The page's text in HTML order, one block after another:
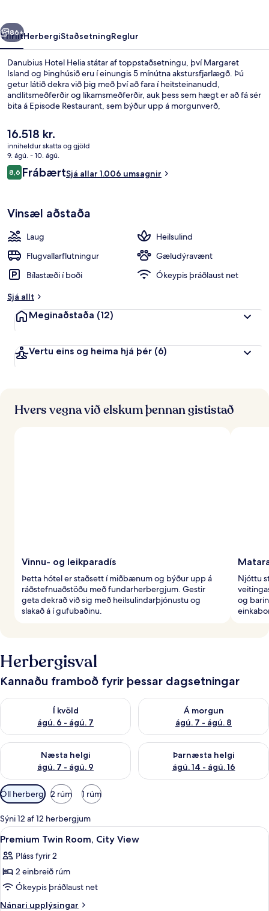
Næsta
86+
YfirlitHerbergiStaðsetningReglur
Danubius Hotel Helia státar af toppstaðsetningu, því Margaret
Island og Þinghúsið eru í einungis 5 mínútna akstursfjarlægð. Þú
getur látið dekra við þig með því að fara í heitsteinanudd,
andlitsmeðferðir og líkamsmeðferðir, auk þess sem hægt er að fá sér
bita á Episode Restaurant, sem býður upp á morgunverð,
alþjóðleg matargerðarlist. Meðal annarra þæginda á þessu hóteli
fyrir vandláta eru 4 innilaugar, bar við sundlaugarbakkann og
líkamsræktarstöð. Aðrir gestir hafa sagt að meðal helstu kosta
gististaðarins sé hjálpsamt starfsfólk. Það er ekki langt að fara til að
komast í almenningssamgöngur: Dozsa Gyorgy Street lestarstöðin
er í 9 mínútna göngufjarlægð.
Núverandi
verð
er
16.518 kr.
16.518 kr.
inniheldur skatta og gjöld
9. ágú. - 10. ágú.
Umsagnir
8,68,6 af 10
FrábærtSjá allar 1.006 umsagnir
Vinsæl aðstaða
Laug
Heilsulind
Flugvallarflutningur
Gæludýravænt
Bílastæði í boði
Ókeypis þráðlaust net
Sjá allt
Meginaðstaða (12)
Vertu eins og heima hjá þér (6)
Hvers vegna við elskum þennan gististað
Vinnu- og leikparadís
Þetta hótel er staðsett í miðbænum og býður upp á
ráðstefnuaðstöðu með fundarherbergjum. Gestir
geta dekrað við sig með heilsulindarþjónustu og
slakað á í gufubaðinu.
Njóttu
og
Herbergisval
Kannaðu framboð fyrir þessar dagsetningar
Í kvöld
ágú. 6 - ágú. 7
Athuga framboð í kvöld ágú. 6 - ágú. 7
Á morgun
ágú. 7 - ágú. 8
Athuga framboð á morgun
Næsta helgi
ágú. 7 - ágú. 9
Athuga framboð næstu helgi ágú. 7 - ágú. 9
Þarnæsta helgi
ágú. 14 - ágú. 16
Athuga framboð þarnæstu
Síur
í
boði
fyrir
herbergi
Öll herbergi 2 rúm 1 rúm
Sýni 12 af 12 herbergjum
Skoða
allar
myndir
fyrir
Premium
Twin
1 svefnherbergi, ofnæmisprófaður
8
Premium Twin Room, City View
Pláss fyrir 2
2 einbreið rúm
Ókeypis þráðlaust net
Nánari upplýsingar
Nánari